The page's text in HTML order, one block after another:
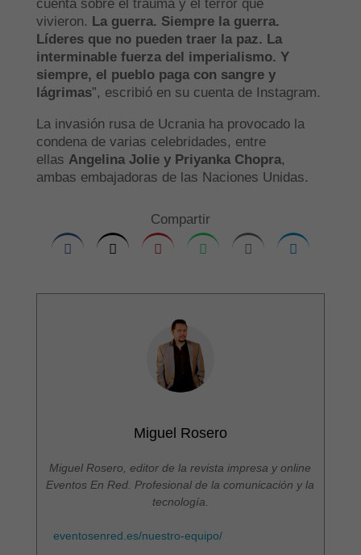
cuenta sobre el trauma y el terror que
vivieron. La guerra. Siempre la guerra.
Líderes que no pueden traer la paz. La
interminable fuerza del imperialismo. Y
siempre, el pueblo paga con sangre y
lágrimas”, escribió en su cuenta de Instagram.
La invasión rusa de Ucrania ha provocado la
condena de varias celebridades, entre
ellas Angelina Jolie y Priyanka Chopra,
ambas embajadoras de las Naciones Unidas.
Compartir
Miguel Rosero
Miguel Rosero, editor de la revista impresa y online
Eventos En Red. Profesional de la comunicación y la
tecnología.
eventosenred.es/nuestro-equipo/